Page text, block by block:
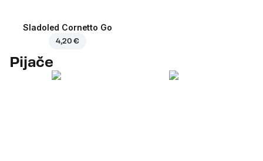
Sladoled Cornetto Go
4,20 €
Pijače